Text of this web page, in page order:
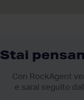
Stai
Con RockAgent
e sarai seguito